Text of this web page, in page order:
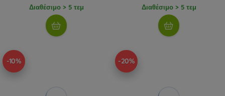
Διαθέσιμο > 5 τεμ Διαθέσιμο > 5 τεμ
-10% -20%